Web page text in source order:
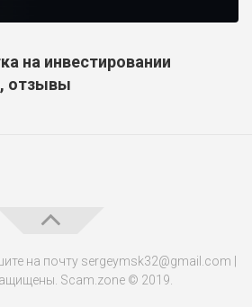
на инвестировании
отзывы
на почту sergeymsk32@gmail.com |
Scam.zone © 2019.